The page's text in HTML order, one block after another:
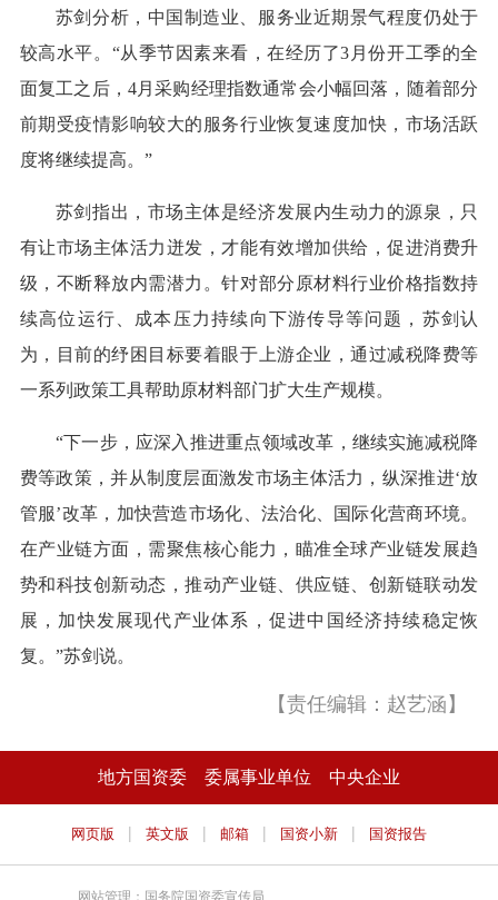
苏剑分析，中国制造业、服务业近期景气程度仍处于
较高水平。“从季节因素来看，在经历了3月份开工季的全
面复工之后，4月采购经理指数通常会小幅回落，随着部分
前期受疫情影响较大的服务行业恢复速度加快，市场活跃
度将继续提高。”
苏剑指出，市场主体是经济发展内生动力的源泉，只
有让市场主体活力迸发，才能有效增加供给，促进消费升
级，不断释放内需潜力。针对部分原材料行业价格指数持
续高位运行、成本压力持续向下游传导等问题，苏剑认
为，目前的纾困目标要着眼于上游企业，通过减税降费等
一系列政策工具帮助原材料部门扩大生产规模。
“下一步，应深入推进重点领域改革，继续实施减税降
费等政策，并从制度层面激发市场主体活力，纵深推进‘放
管服’改革，加快营造市场化、法治化、国际化营商环境。
在产业链方面，需聚焦核心能力，瞄准全球产业链发展趋
势和科技创新动态，推动产业链、供应链、创新链联动发
展，加快发展现代产业体系，促进中国经济持续稳定恢
复。”苏剑说。
【责任编辑：赵艺涵】
地方国资委 委属事业单位 中央企业
网页版 | 英文版 | 邮箱 | 国资小新 | 国资报告
网站管理：国务院国资委宣传局